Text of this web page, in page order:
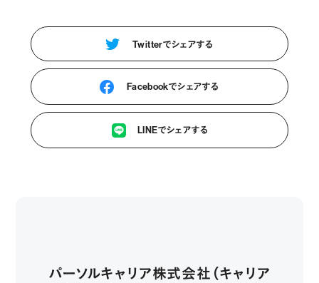
Twitterでシェアする
Facebookでシェアする
LINEでシェアする
パーソルキャリア株式会社（キャリア